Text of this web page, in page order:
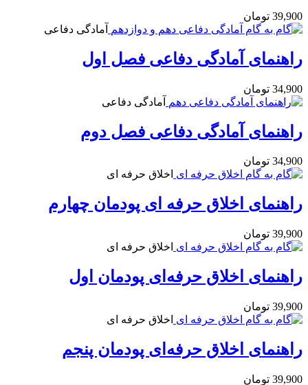
39,900 تومان
آمادگی دفاعی
راهنمای آمادگی دفاعی فصل اول
34,900 تومان
آمادگی دفاعی
راهنمای آمادگی دفاعی فصل دوم
34,900 تومان
اخلاق حرفه ای
راهنمای اخلاق حرفه ای پودمان چهارم
39,900 تومان
اخلاق حرفه ای
راهنمای اخلاق حرفه‌ای پودمان اول
39,900 تومان
اخلاق حرفه ای
راهنمای اخلاق حرفه‌ای پودمان پنجم
39,900 تومان